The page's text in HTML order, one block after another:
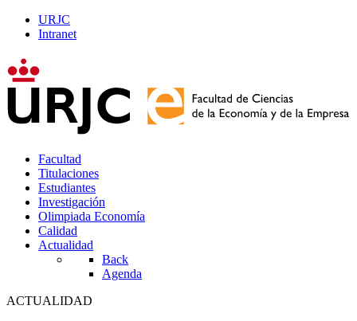
URJC
Intranet
Facultad
Titulaciones
Estudiantes
Investigación
Olimpiada Economía
Calidad
Actualidad
Back
Agenda
ACTUALIDAD